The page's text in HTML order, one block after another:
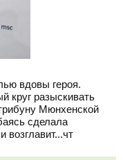
вдовы героя.
круг разыскивать
Мюнхенской
сделала
возглавит...чт